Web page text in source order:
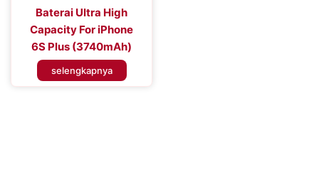
Baterai Ultra High
Capacity For iPhone
6S Plus (3740mAh)
selengkapnya